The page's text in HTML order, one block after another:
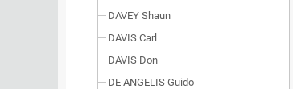
DAVEY Shaun
DAVIS Carl
DAVIS Don
DE ANGELIS Guido